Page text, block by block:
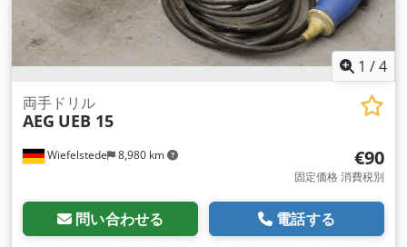
1 /4
Wiefelstede 8,980 km
両手ドリル
AEG UEB 15
€90
固定価格 消費税別
問い合わせる 電話する